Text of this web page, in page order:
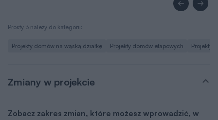
Prosty 3 należy do kategorii:
Projekty domów na wąską działkę Projekty domów etapowych Projekty
Zmiany w projekcie
Zobacz zakres zmian, które możesz wprowadzić, w